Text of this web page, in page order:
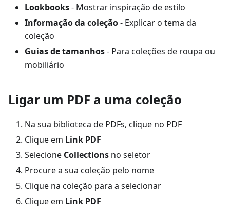
Lookbooks- Mostrar inspiração de estilo
Informação da coleção- Explicar o tema da
coleção
Guias de tamanhos- Para coleções de roupa ou
mobiliário
Ligar um PDF a uma coleção
Na sua biblioteca de PDFs, clique no PDF
Clique em Link PDF
Selecione Collections no seletor
Procure a sua coleção pelo nome
Clique na coleção para a selecionar
Clique em Link PDF